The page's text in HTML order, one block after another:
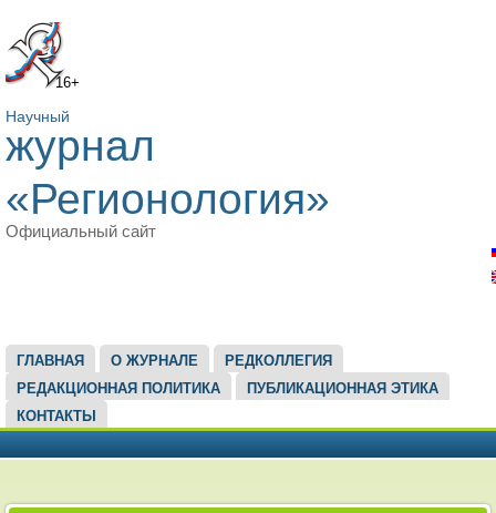
16+
Научный
журнал
«Регионология»
Официальный сайт
ГЛАВНОЕ МЕНЮ
ГЛАВНАЯ О ЖУРНАЛЕ
РЕДКОЛЛЕГИЯ
РЕДАКЦИОННАЯ ПОЛИТИКА
ПУБЛИКАЦИОННАЯ ЭТИКА
КОНТАКТЫ